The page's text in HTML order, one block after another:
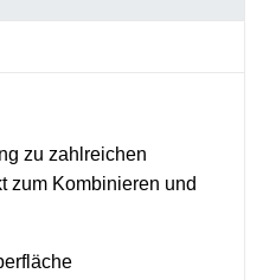
zu zahlreichen
zum Kombinieren und